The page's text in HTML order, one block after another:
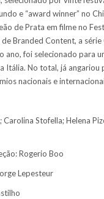
e “award winner” no
de Prata em filme no
Branded Content, a série
ano, foi selecionado para
Itália. No total, já angariou
nacionais e
Carolina Stofella; Helena
Rogerio Boo
Lepesteur